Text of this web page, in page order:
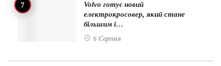
Volvo готує новий
електрокросовер, який стане
більшим і…
6 Серпня